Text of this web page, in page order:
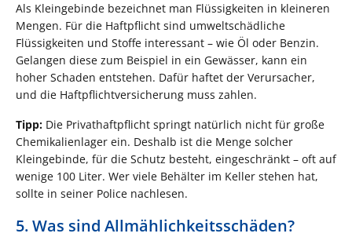
Als Kleingebinde bezeichnet man Flüssigkeiten in kleineren
Mengen. Für die Haftpflicht sind umweltschädliche
Flüssigkeiten und Stoffe interessant – wie Öl oder Benzin.
Gelangen diese zum Beispiel in ein Gewässer, kann ein
hoher Schaden entstehen. Dafür haftet der Verursacher,
und die Haftpflichtversicherung muss zahlen.
Tipp: Die Privathaftpflicht springt natürlich nicht für große
Chemikalienlager ein. Deshalb ist die Menge solcher
Kleingebinde, für die Schutz besteht, eingeschränkt – oft auf
wenige 100 Liter. Wer viele Behälter im Keller stehen hat,
sollte in seiner Police nachlesen.
5. Was sind Allmählichkeitsschäden?